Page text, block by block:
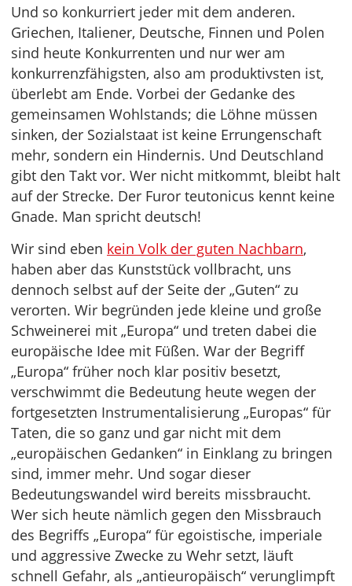
Und so konkurriert jeder mit dem anderen.
Griechen, Italiener, Deutsche, Finnen und Polen
sind heute Konkurrenten und nur wer am
konkurrenzfähigsten, also am produktivsten ist,
überlebt am Ende. Vorbei der Gedanke des
gemeinsamen Wohlstands; die Löhne müssen
sinken, der Sozialstaat ist keine Errungenschaft
mehr, sondern ein Hindernis. Und Deutschland
gibt den Takt vor. Wer nicht mitkommt, bleibt halt
auf der Strecke. Der Furor teutonicus kennt keine
Gnade. Man spricht deutsch!
Wir sind eben kein Volk der guten Nachbarn,
haben aber das Kunststück vollbracht, uns
dennoch selbst auf der Seite der „Guten“ zu
verorten. Wir begründen jede kleine und große
Schweinerei mit „Europa“ und treten dabei die
europäische Idee mit Füßen. War der Begriff
„Europa“ früher noch klar positiv besetzt,
verschwimmt die Bedeutung heute wegen der
fortgesetzten Instrumentalisierung „Europas“ für
Taten, die so ganz und gar nicht mit dem
„europäischen Gedanken“ in Einklang zu bringen
sind, immer mehr. Und sogar dieser
Bedeutungswandel wird bereits missbraucht.
Wer sich heute nämlich gegen den Missbrauch
des Begriffs „Europa“ für egoistische, imperiale
und aggressive Zwecke zu Wehr setzt, läuft
schnell Gefahr, als „antieuropäisch“ verunglimpft